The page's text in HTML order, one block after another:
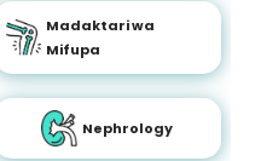
Madaktari wa
Mifupa
Nephrology